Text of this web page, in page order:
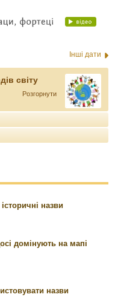
Інші дати
світу
Розгорнути
назви
домінують на мапі
назви